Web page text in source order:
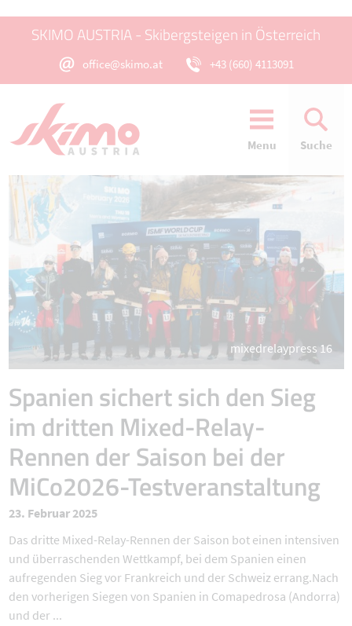
SKIMO AUSTRIA - Skibergsteigen in Österreich
office@skimo.at +43 (660) 4113091
Menu Suche
mixedrelaypress 16
Spanien sichert sich den Sieg
im dritten Mixed-Relay-
Rennen der Saison bei der
MiCo2026-Testveranstaltung
23. Februar 2025
Das dritte Mixed-Relay-Rennen der Saison bot einen intensiven
und überraschenden Wettkampf, bei dem Spanien einen
aufregenden Sieg vor Frankreich und der Schweiz errang.Nach
den vorherigen Siegen von Spanien in Comapedrosa (Andorra)
und der ...